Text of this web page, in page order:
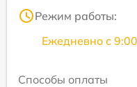
Режим работы:
Ежедневно с
Способы оплаты